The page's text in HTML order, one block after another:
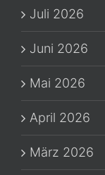
Juli 2026
Juni 2026
Mai 2026
April 2026
März 2026